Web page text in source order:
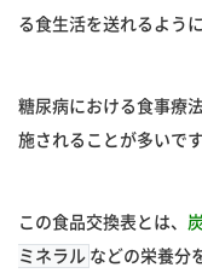
る食生活を送れるよう
糖尿病における食事療法
施されることが多いです
この食品交換表とは、
ミネラル などの栄養分